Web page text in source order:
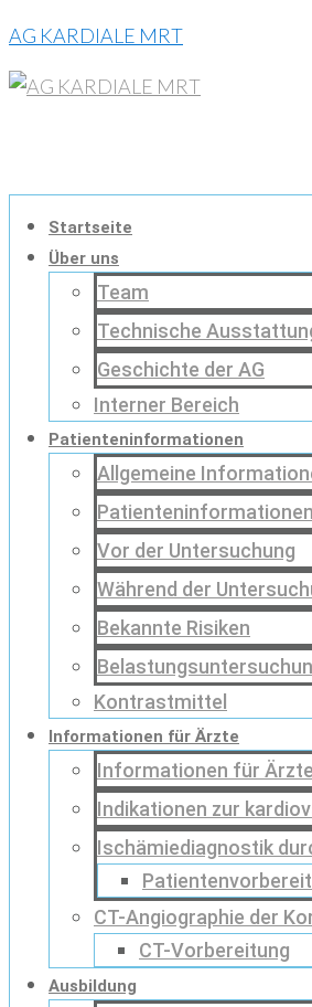
AG KARDIALE MRT
Startseite
Über uns
Team
Technische
Geschichte der AG
Interner Bereich
Patienteninformationen
Allgemeine
Patienteninformationen
Vor der Untersuchung
Während der
Bekannte Risiken
Kontrastmittel
Informationen für Ärzte
Informationen für Ärzte
Indikationen zur
Ischämiediagnostik
CT-Angiographie der
CT-Vorbereitung
Ausbildung